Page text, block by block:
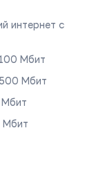
интернет с
Мбит
Мбит
Мбит
Мбит